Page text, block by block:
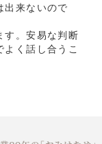
出来ないので
す。安易な判断
く話し合うこ